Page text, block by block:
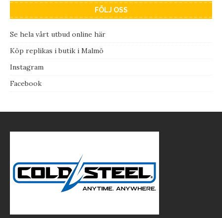
FÖLJ OSS
Se hela vårt utbud online här
Köp replikas i butik i Malmö
Instagram
Facebook